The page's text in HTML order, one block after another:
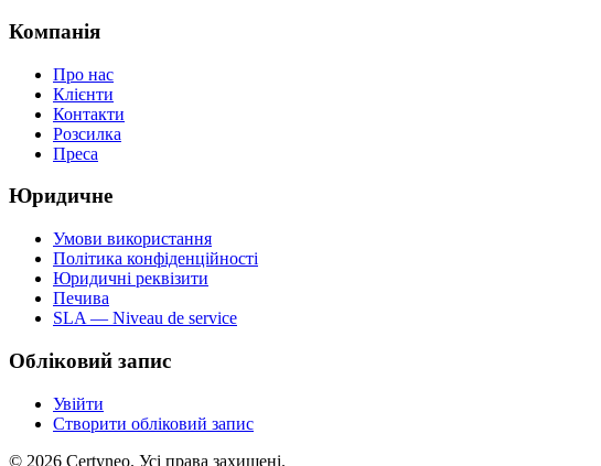
Компанія
Про нас
Клієнти
Контакти
Розсилка
Преса
Юридичне
Умови використання
Політика конфіденційності
Юридичні реквізити
Печива
SLA — Niveau de service
Обліковий запис
Увійти
Створити обліковий запис
© 2026 Certyneo. Усі права захищені.